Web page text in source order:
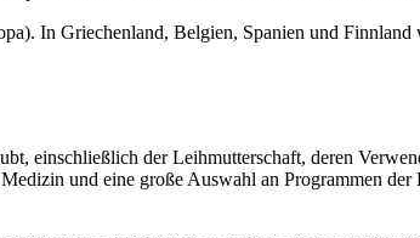
In Griechenland, Belgien, Spanien und
einschließlich der Leihmutterschaft, deren
und eine große Auswahl an Programmen